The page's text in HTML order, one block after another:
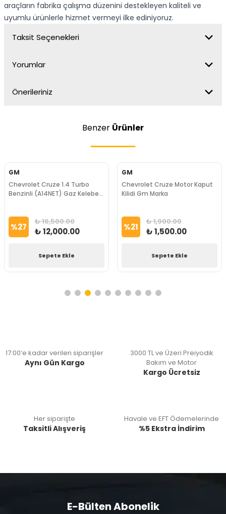
araçların fabrika çalışma düzenini destekleyen kaliteli ve
uyumlu ürünlerle hizmet vermeyi ilke ediniyoruz.
Taksit Seçenekleri
Yorumlar
Önerileriniz
Benzer Ürünler
GM
Chevrolet Cruze 1.4 Turbo
Benzinli (A14NET) Gaz Kelebeği
%27 ₺ 16,500.00
₺ 12,000.00
Sepete Ekle
GM
Chevrolet Cruze Motor Kaput
Kilidi Gm Marka
%21 ₺ 1,900.00
₺ 1,500.00
Sepete Ekle
17:00’e kadar verilen siparişler
Aynı Gün Kargo
3000 TL ve Üzeri Preiyodik
Bakım ve Motor
Kargo Ücretsiz
Her siparişte
Taksitli Alışveriş
Havale ve EFT Ödemelerinde
%5 Ekstra İndirim
E-Bülten Abonelik